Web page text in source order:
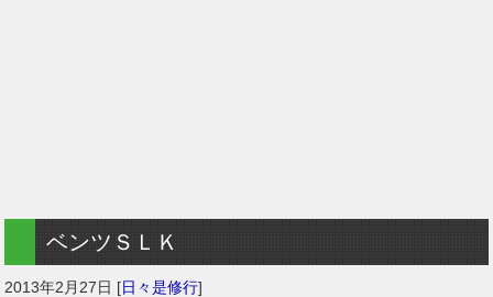
ベンツＳＬＫ
2013年2月27日 [日々是修行]